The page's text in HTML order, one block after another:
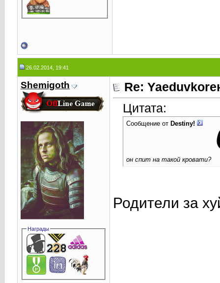
26.02.2014, 19:41
Shemigoth
Награды
Re:
Цитата:
Сообщение от Destiny!
он спит на такой кровати?
Родители за